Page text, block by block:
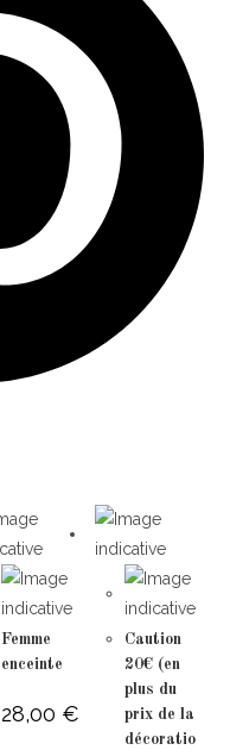
Femme
enceinte
28,00 €
Caution
20€ (en
plus du
prix de la
décoratio